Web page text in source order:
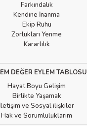
Farkındalık
Kendine İnanma
Ekip Ruhu
Zorlukları Yenme
Kararlılık
DEĞER EYLEM TABLOSU
Hayat Boyu Gelişim
Birlikte Yaşamak
İletişim ve Sosyal ilişkiler
Hak ve Sorumluluklarım